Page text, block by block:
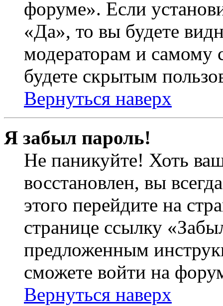
форуме». Если
«Да», то вы будете
модераторам и самому
будете скрытым
Вернуться наверх
Я забыл пароль!
Не паникуйте! Хоть
восстановлен, вы
этого перейдите на
странице ссылку
предложенным
сможете войти на
Вернуться наверх